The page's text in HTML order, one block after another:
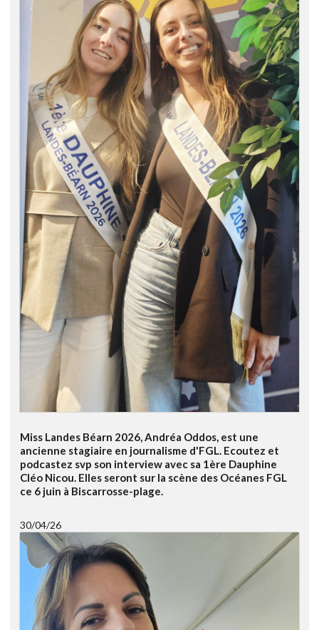
Miss Landes Béarn 2026, Andréa Oddos, est une
ancienne stagiaire en journalisme d'FGL. Ecoutez et
podcastez svp son interview avec sa 1ère Dauphine
Cléo Nicou. Elles seront sur la scène des Océanes FGL
ce 6 juin à Biscarrosse-plage.
30/04/26